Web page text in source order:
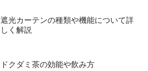
遮光カーテンの種類や機能について詳
しく解説
ドクダミ茶の効能や飲み方